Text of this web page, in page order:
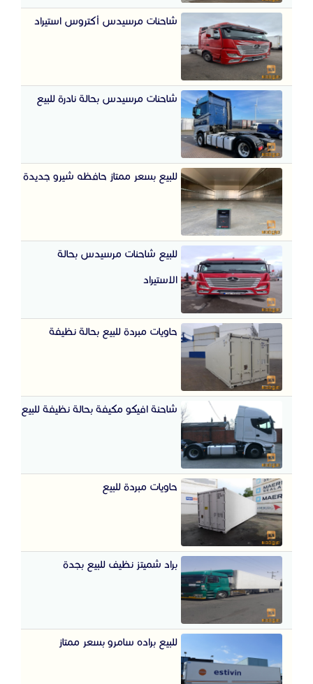
شاحنات مرسيدس أكتروس استيراد
شاحنات مرسيدس بحالة نادرة للبيع
للبيع بسعر ممتاز حافظه شيرو جديدة
للبيع شاحنات مرسيدس بحالة
الاستيراد
حاويات مبردة للبيع بحالة نظيفة
شاحنة افيكو مكيفة بحالة نظيفة للبيع
حاويات مبردة للبيع
براد شميتز نظيف للبيع بجدة
للبيع براده سامرو بسعر ممتاز